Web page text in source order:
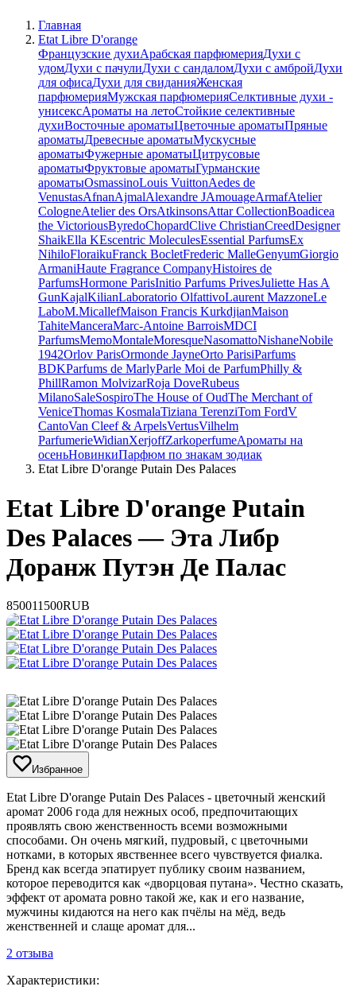
Главная
Etat Libre D'orange
Французские духиАрабская парфюмерияДухи с
удомДухи с пачулиДухи с сандаломДухи с амбройДухи
для офисаДухи для свиданияЖенская
парфюмерияМужская парфюмерияСелктивные духи -
унисексАроматы на летоСтойкие селективные
духиВосточные ароматыЦветочные ароматыПряные
ароматыДревесные ароматыМускусные
ароматыФужерные ароматыЦитрусовые
ароматыФруктовые ароматыГурманские
ароматыOsmassinoLouis VuittonAedes de
VenustasAfnanAjmalAlexandre JAmouageArmafAtelier
CologneAtelier des OrsAtkinsonsAttar CollectionBoadicea
the VictoriousByredoChopardClive ChristianCreedDesigner
ShaikElla KEscentric MoleculesEssential ParfumsEx
NihiloFloraikuFranck BocletFrederic MalleGenyumGiorgio
ArmaniHaute Fragrance CompanyHistoires de
ParfumsHormone ParisInitio Parfums PrivesJuliette Has A
GunKajalKilianLaboratorio OlfattivoLaurent MazzoneLe
LaboM.MicallefMaison Francis KurkdjianMaison
TahiteManceraMarc-Antoine BarroisMDCI
ParfumsMemoMontaleMoresqueNasomattoNishaneNobile
1942Orlov ParisOrmonde JayneOrto ParisiParfums
BDKParfums de MarlyParle Moi de ParfumPhilly &
PhillRamon MolvizarRoja DoveRubeus
MilanoSaleSospiroThe House of OudThe Merchant of
VeniceThomas KosmalaTiziana TerenziTom FordV
CantoVan Cleef & ArpelsVertusVilhelm
ParfumerieWidianXerjoffZarkoperfumeАроматы на
осеньНовинкиПарфюм по знакам зодиак
Etat Libre D'orange Putain Des Palaces
Etat Libre D'orange Putain
Des Palaces — Эта Либр
Доранж Путэн Де Палас
850011500RUB
Избранное
​Etat Libre D'orange Putain Des Palaces - цветочный женский
аромат 2006 года для нежных особ, предпочитающих
проявлять свою женственность всеми возможными
способами. Он очень мягкий, пудровый, с цветочными
нотками, в которых явственнее всего чувствуется фиалка.
Бренд как всегда эпатирует публику своим названием,
которое переводится как «дворцовая путана». Честно сказать,
эффект от аромата ровно такой же, как и его название,
мужчины кидаются на него как пчёлы на мёд, ведь
женственней и слаще аромат для...
2 отзыва
Характеристики: